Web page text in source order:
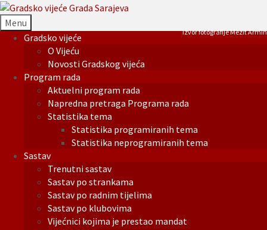
Menu
Gradsko vijeće
O Vijeću
Novosti Gradskog vijeća
Program rada
Aktuelni program rada
Napredna pretraga Programa rada
Statistika tema
Statistika programiranih tema
Statistika neprogramiranih tema
Sastav
Trenutni sastav
Sastav po strankama
Sastav po radnim tijelima
Sastav po klubovima
Vijećnici kojima je prestao mandat
Izvor fotografije Mezit Armin